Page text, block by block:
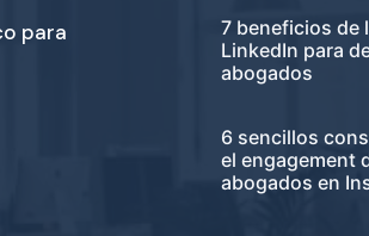
para
7 beneficios de
LinkedIn para
abogados
6 sencillos
el engagement
abogados en